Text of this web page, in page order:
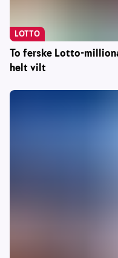
To ferske Lotto-
helt vilt
LOTTO